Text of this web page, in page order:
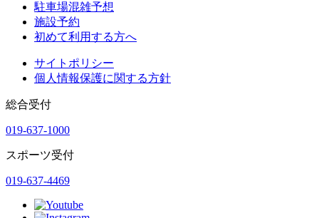
駐車場混雑予想
施設予約
初めて利用する方へ
サイトポリシー
個人情報保護に関する方針
総合受付
019-637-1000
スポーツ受付
019-637-4469